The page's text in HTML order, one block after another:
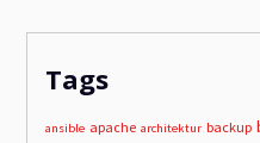
Tags
ansible apache architektur backup